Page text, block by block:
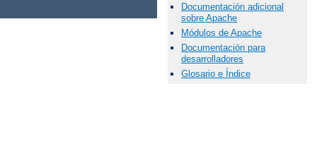
Documentación adicional
sobre Apache
Módulos de Apache
Documentación para
desarrolladores
Glosario e Índice